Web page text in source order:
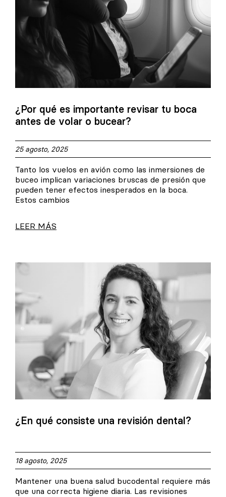
¿Por qué es importante revisar tu boca
antes de volar o bucear?
25 agosto, 2025
Tanto los vuelos en avión como las inmersiones de
buceo implican variaciones bruscas de presión que
pueden tener efectos inesperados en la boca.
Estos cambios
LEER MÁS
¿En qué consiste una revisión dental?
18 agosto, 2025
Mantener una buena salud bucodental requiere más
que una correcta higiene diaria. Las revisiones